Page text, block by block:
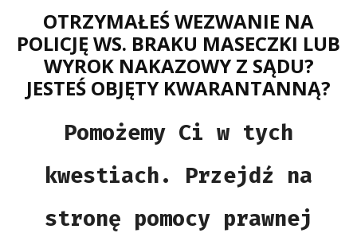
OTRZYMAŁEŚ WEZWANIE NA
POLICJĘ WS. BRAKU MASECZKI LUB
WYROK NAKAZOWY Z SĄDU?
JESTEŚ OBJĘTY KWARANTANNĄ?
Pomożemy Ci w tych
kwestiach. Przejdź na
stronę pomocy prawnej